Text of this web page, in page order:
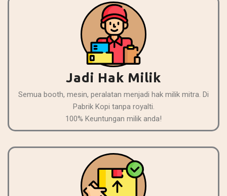
Jadi Hak Milik
Semua booth, mesin, peralatan menjadi hak milik mitra. Di
Pabrik Kopi tanpa royalti.
100% Keuntungan milik anda!